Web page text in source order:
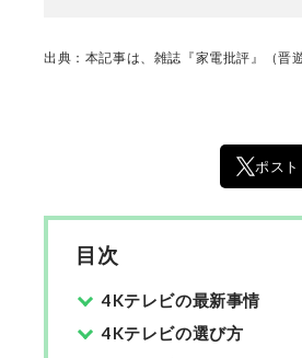
く製品の本質的な
出典：本記事は、雑誌『家電批評』（晋
ポスト
目次
4Kテレビの最新事情
4Kテレビの選び方